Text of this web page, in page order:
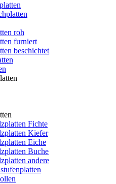
roh
furniert
beschichtet
Fichte
Kiefer
Eiche
Buche
andere